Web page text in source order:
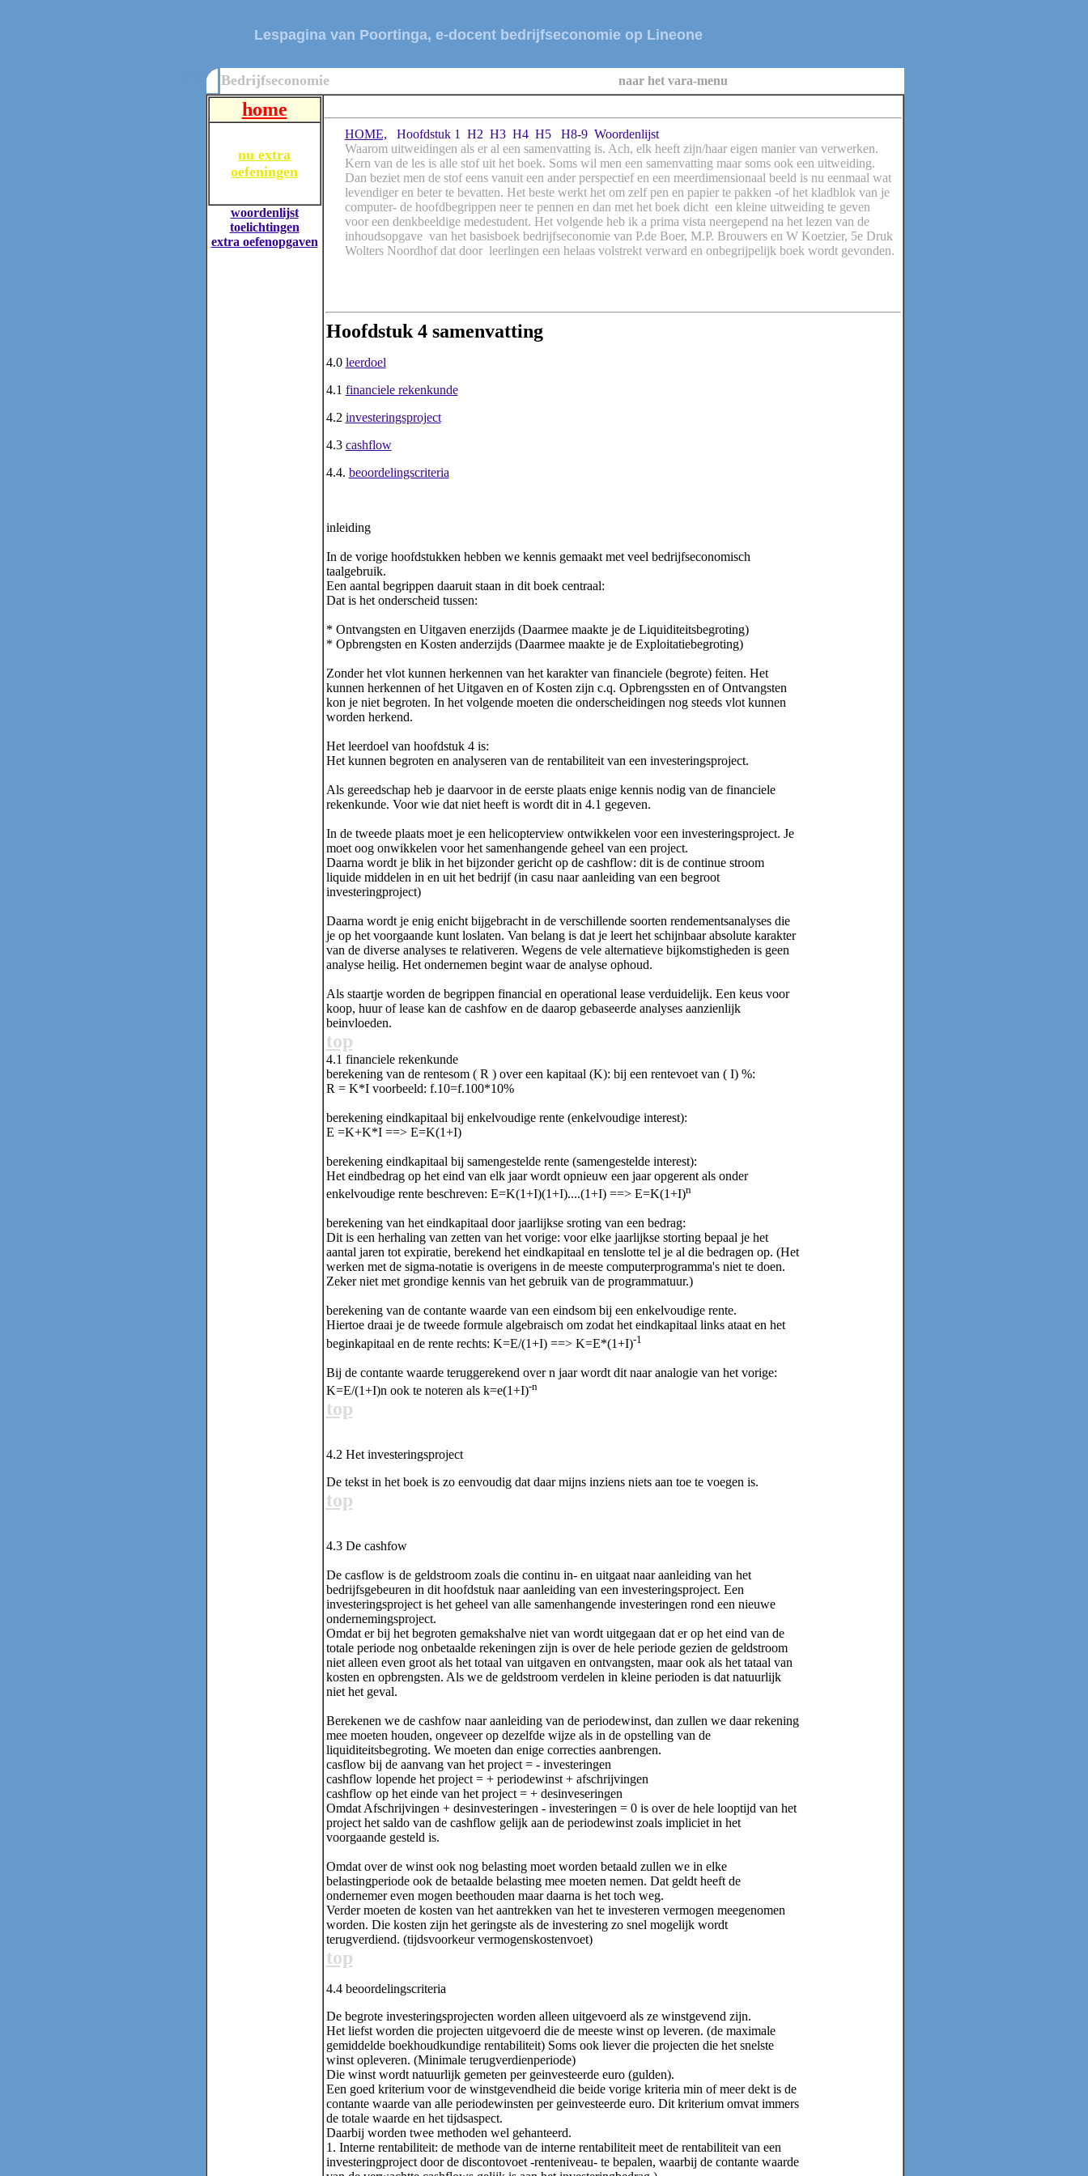
Lespagina van Poortinga, e-docent bedrijfseconomie op Lineone
Bedrijfseconomie naar het vara-menu
home
nu extra
oefeningen
woordenlijst
toelichtingen
extra oefenopgaven
HOME, Hoofdstuk 1 H2 H3H4 H5 H8-9 Woordenlijst
Waarom uitweidingen als er al een samenvatting is. Ach, elk heeft zijn/haar eigen manier van verwerken.
Kern van de les is alle stof uit het boek. Soms wil men een samenvatting maar soms ook een uitweiding.
Dan beziet men de stof eens vanuit een ander perspectief en een meerdimensionaal beeld is nu eenmaal wat
levendiger en beter te bevatten. Het beste werkt het om zelf pen en papier te pakken -of het kladblok van je
computer- de hoofdbegrippen neer te pennen en dan met het boek dicht een kleine uitweiding te geven
voor een denkbeeldige medestudent. Het volgende heb ik a prima vista neergepend na het lezen van de
inhoudsopgave van het basisboek bedrijfseconomie van P.de Boer, M.P. Brouwers en W Koetzier, 5e Druk
Wolters Noordhof dat door leerlingen een helaas volstrekt verward en onbegrijpelijk boek wordt gevonden.
Hoofdstuk 4 samenvatting
4.0 leerdoel
4.1 financiele rekenkunde
4.2 investeringsproject
4.3 cashflow
4.4. beoordelingscriteria
inleiding
In de vorige hoofdstukken hebben we kennis gemaakt met veel bedrijfseconomisch
taalgebruik.
Een aantal begrippen daaruit staan in dit boek centraal:
Dat is het onderscheid tussen:
* Ontvangsten en Uitgaven enerzijds (Daarmee maakte je de Liquiditeitsbegroting)
* Opbrengsten en Kosten anderzijds (Daarmee maakte je de Exploitatiebegroting)
Zonder het vlot kunnen herkennen van het karakter van financiele (begrote) feiten. Het
kunnen herkennen of het Uitgaven en of Kosten zijn c.q. Opbrengssten en of Ontvangsten
kon je niet begroten. In het volgende moeten die onderscheidingen nog steeds vlot kunnen
worden herkend.
Het leerdoel van hoofdstuk 4 is:
Het kunnen begroten en analyseren van de rentabiliteit van een investeringsproject.
Als gereedschap heb je daarvoor in de eerste plaats enige kennis nodig van de financiele
rekenkunde. Voor wie dat niet heeft is wordt dit in 4.1 gegeven.
In de tweede plaats moet je een helicopterview ontwikkelen voor een investeringsproject. Je
moet oog onwikkelen voor het samenhangende geheel van een project.
Daarna wordt je blik in het bijzonder gericht op de cashflow: dit is de continue stroom
liquide middelen in en uit het bedrijf (in casu naar aanleiding van een begroot
investeringproject)
Daarna wordt je enig enicht bijgebracht in de verschillende soorten rendementsanalyses die
je op het voorgaande kunt loslaten. Van belang is dat je leert het schijnbaar absolute karakter
van de diverse analyses te relativeren. Wegens de vele alternatieve bijkomstigheden is geen
analyse heilig. Het ondernemen begint waar de analyse ophoud.
Als staartje worden de begrippen financial en operational lease verduidelijk. Een keus voor
koop, huur of lease kan de cashfow en de daarop gebaseerde analyses aanzienlijk
beinvloeden.
top
4.1 financiele rekenkunde
berekening van de rentesom ( R ) over een kapitaal (K): bij een rentevoet van ( I) %:
R = K*I voorbeeld: f.10=f.100*10%
berekening eindkapitaal bij enkelvoudige rente (enkelvoudige interest):
E =K+K*I ==> E=K(1+I)
berekening eindkapitaal bij samengestelde rente (samengestelde interest):
Het eindbedrag op het eind van elk jaar wordt opnieuw een jaar opgerent als onder
enkelvoudige rente beschreven: E=K(1+I)(1+I)....(1+I) ==> E=K(1+I)n
berekening van het eindkapitaal door jaarlijkse sroting van een bedrag:
Dit is een herhaling van zetten van het vorige: voor elke jaarlijkse storting bepaal je het
aantal jaren tot expiratie, berekend het eindkapitaal en tenslotte tel je al die bedragen op. (Het
werken met de sigma-notatie is overigens in de meeste computerprogramma's niet te doen.
Zeker niet met grondige kennis van het gebruik van de programmatuur.)
berekening van de contante waarde van een eindsom bij een enkelvoudige rente.
Hiertoe draai je de tweede formule algebraisch om zodat het eindkapitaal links ataat en het
beginkapitaal en de rente rechts: K=E/(1+I) ==> K=E*(1+I)-1
Bij de contante waarde teruggerekend over n jaar wordt dit naar analogie van het vorige:
K=E/(1+I)n ook te noteren als k=e(1+I)-n
top
4.2 Het investeringsproject
De tekst in het boek is zo eenvoudig dat daar mijns inziens niets aan toe te voegen is.
top
4.3 De cashfow
De casflow is de geldstroom zoals die continu in- en uitgaat naar aanleiding van het
bedrijfsgebeuren in dit hoofdstuk naar aanleiding van een investeringsproject. Een
investeringsproject is het geheel van alle samenhangende investeringen rond een nieuwe
ondernemingsproject.
Omdat er bij het begroten gemakshalve niet van wordt uitgegaan dat er op het eind van de
totale periode nog onbetaalde rekeningen zijn is over de hele periode gezien de geldstroom
niet alleen even groot als het totaal van uitgaven en ontvangsten, maar ook als het tataal van
kosten en opbrengsten. Als we de geldstroom verdelen in kleine perioden is dat natuurlijk
niet het geval.
Berekenen we de cashfow naar aanleiding van de periodewinst, dan zullen we daar rekening
mee moeten houden, ongeveer op dezelfde wijze als in de opstelling van de
liquiditeitsbegroting. We moeten dan enige correcties aanbrengen.
casflow bij de aanvang van het project = - investeringen
cashflow lopende het project = + periodewinst + afschrijvingen
cashflow op het einde van het project = + desinveseringen
Omdat Afschrijvingen + desinvesteringen - investeringen = 0 is over de hele looptijd van het
project het saldo van de cashflow gelijk aan de periodewinst zoals impliciet in het
voorgaande gesteld is.
Omdat over de winst ook nog belasting moet worden betaald zullen we in elke
belastingperiode ook de betaalde belasting mee moeten nemen. Dat geldt heeft de
ondernemer even mogen beethouden maar daarna is het toch weg.
Verder moeten de kosten van het aantrekken van het te investeren vermogen meegenomen
worden. Die kosten zijn het geringste als de investering zo snel mogelijk wordt
terugverdiend. (tijdsvoorkeur vermogenskostenvoet)
top
4.4 beoordelingscriteria
De begrote investeringsprojecten worden alleen uitgevoerd als ze winstgevend zijn.
Het liefst worden die projecten uitgevoerd die de meeste winst op leveren. (de maximale
gemiddelde boekhoudkundige rentabiliteit) Soms ook liever die projecten die het snelste
winst opleveren. (Minimale terugverdienperiode)
Die winst wordt natuurlijk gemeten per geinvesteerde euro (gulden).
Een goed kriterium voor de winstgevendheid die beide vorige kriteria min of meer dekt is de
contante waarde van alle periodewinsten per geinvesteerde euro. Dit kriterium omvat immers
de totale waarde en het tijdsaspect.
Daarbij worden twee methoden wel gehanteerd.
1. Interne rentabiliteit: de methode van de interne rentabiliteit meet de rentabiliteit van een
investeringproject door de discontovoet -renteniveau- te bepalen, waarbij de contante waarde